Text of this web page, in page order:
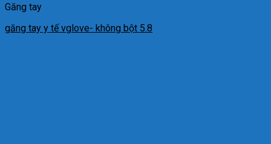
Găng tay
găng tay y tế vglove- không bột 5.8